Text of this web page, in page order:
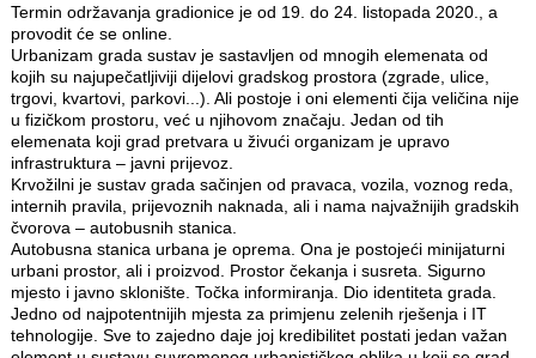
Termin održavanja gradionice je od 19. do 24. listopada 2020., a
provodit će se online.
Urbanizam grada sustav je sastavljen od mnogih elemenata od
kojih su najupečatljiviji dijelovi gradskog prostora (zgrade, ulice,
trgovi, kvartovi, parkovi...). Ali postoje i oni elementi čija veličina nije
u fizičkom prostoru, već u njihovom značaju. Jedan od tih
elemenata koji grad pretvara u živući organizam je upravo
infrastruktura – javni prijevoz.
Krvožilni je sustav grada sačinjen od pravaca, vozila, voznog reda,
internih pravila, prijevoznih naknada, ali i nama najvažnijih gradskih
čvorova – autobusnih stanica.
Autobusna stanica urbana je oprema. Ona je postojeći minijaturni
urbani prostor, ali i proizvod. Prostor čekanja i susreta. Sigurno
mjesto i javno sklonište. Točka informiranja. Dio identiteta grada.
Jedno od najpotentnijih mjesta za primjenu zelenih rješenja i IT
tehnologije. Sve to zajedno daje joj kredibilitet postati jedan važan